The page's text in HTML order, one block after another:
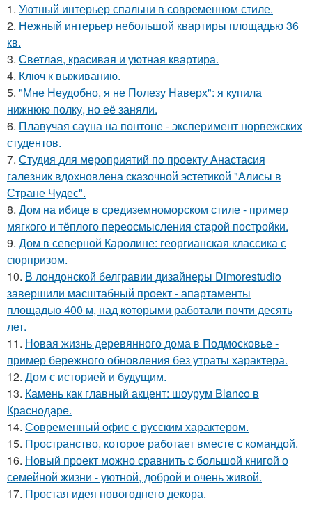
1. Уютный интерьер спальни в современном стиле.
2. Нежный интерьер небольшой квартиры площадью 36
кв.
3. Светлая, красивая и уютная квартира.
4. Ключ к выживанию.
5. "Мне Неудобно, я не Полезу Наверх": я купила
нижнюю полку, но её заняли.
6. Плавучая сауна на понтоне - эксперимент норвежских
студентов.
7. Студия для мероприятий по проекту Анастасия
галезник вдохновлена сказочной эстетикой "Алисы в
Стране Чудес".
8. Дом на ибице в средиземноморском стиле - пример
мягкого и тёплого переосмысления старой постройки.
9. Дом в северной Каролине: георгианская классика с
сюрпризом.
10. В лондонской белгравии дизайнеры Dimorestudio
завершили масштабный проект - апартаменты
площадью 400 м, над которыми работали почти десять
лет.
11. Новая жизнь деревянного дома в Подмосковье -
пример бережного обновления без утраты характера.
12. Дом с историей и будущим.
13. Камень как главный акцент: шоурум Blanco в
Краснодаре.
14. Современный офис с русским характером.
15. Пространство, которое работает вместе с командой.
16. Новый проект можно сравнить с большой книгой о
семейной жизни - уютной, доброй и очень живой.
17. Простая идея новогоднего декора.